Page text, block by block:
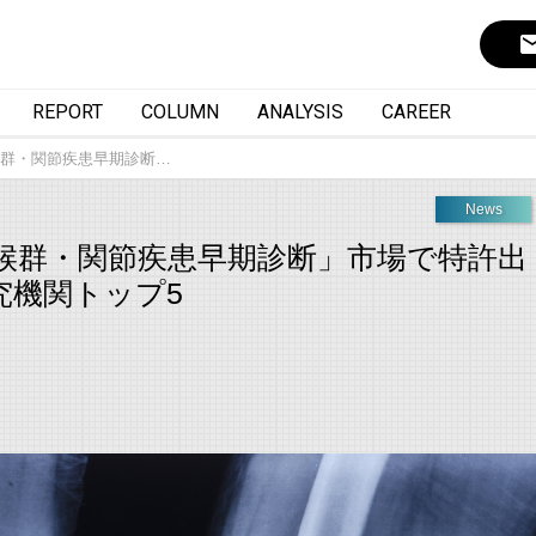
REPORT COLUMN ANALYSIS CAREER
・関節疾患早期診断…
News
・関節疾患早期診断」市場で特許出
機関トップ5